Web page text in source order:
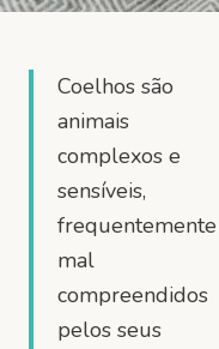
Coelhos são
animais
complexos e
sensíveis,
frequentemente
mal
compreendidos
pelos seus